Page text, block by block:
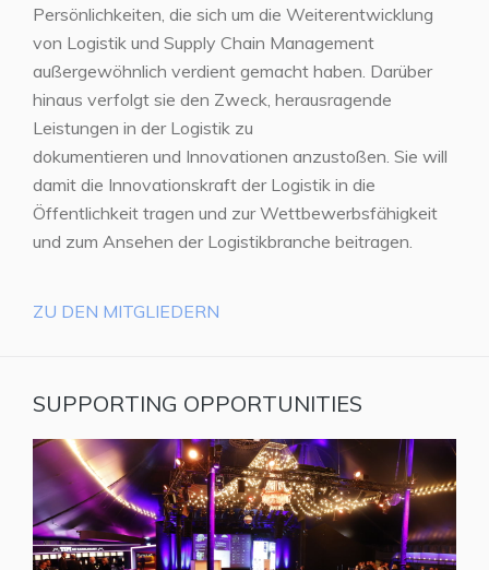
Persönlichkeiten, die sich um die Weiterentwicklung
von Logistik und Supply Chain Management
außergewöhnlich verdient gemacht haben. Darüber
hinaus verfolgt sie den Zweck, herausragende
Leistungen in der Logistik zu
dokumentieren und Innovationen anzustoßen. Sie will
damit die Innovationskraft der Logistik in die
Öffentlichkeit tragen und zur Wettbewerbsfähigkeit
und zum Ansehen der Logistikbranche beitragen.
ZU DEN MITGLIEDERN
SUPPORTING OPPORTUNITIES